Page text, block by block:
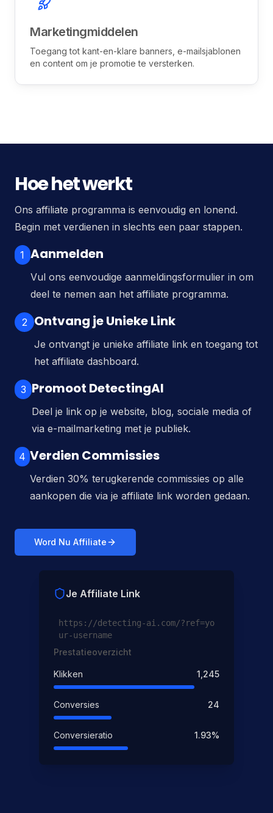
Marketingmiddelen
Toegang tot kant-en-klare banners, e-mailsjablonen
en content om je promotie te versterken.
Hoe het werkt
Ons affiliate programma is eenvoudig en lonend.
Begin met verdienen in slechts een paar stappen.
1 Aanmelden
Vul ons eenvoudige aanmeldingsformulier in om
deel te nemen aan het affiliate programma.
2 Ontvang je Unieke Link
Je ontvangt je unieke affiliate link en toegang tot
het affiliate dashboard.
3 Promoot DetectingAI
Deel je link op je website, blog, sociale media of
via e-mailmarketing met je publiek.
4 Verdien Commissies
Verdien 30% terugkerende commissies op alle
aankopen die via je affiliate link worden gedaan.
Word Nu Affiliate
Je Affiliate Link
https://detecting-ai.com/?ref=yo
ur-username
Prestatieoverzicht
Klikken 1,245
Conversies 24
Conversieratio 1.93%